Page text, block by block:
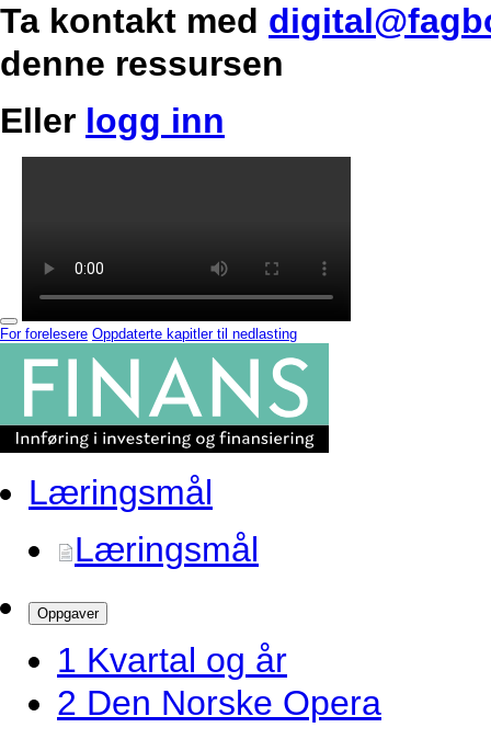
Ta kontakt med
denne ressursen
Eller logg inn
For forelesere Oppdaterte kapitler til nedlasting
Læringsmål
Læringsmål
Oppgaver
1 Kvartal og år
2 Den Norske Opera